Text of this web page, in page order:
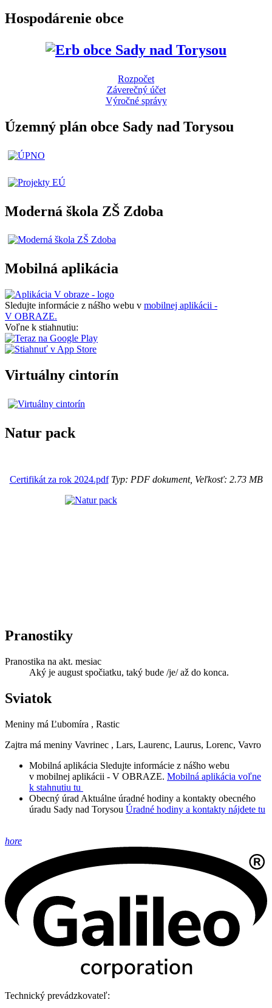
Hospodárenie obce
Rozpočet
Záverečný účet
Výročné správy
Územný plán obce Sady nad Torysou
Moderná škola ZŠ Zdoba
Mobilná aplikácia
Sledujte informácie z nášho webu v mobilnej aplikácii -
V OBRAZE.
Voľne k stiahnutiu:
Virtuálny cintorín
Natur pack
Certifikát za rok 2024.pdfTyp: PDF dokument, Veľkosť: 2.73 MB
Pranostiky
Pranostika na akt. mesiac
Aký je august spočiatku, taký bude /je/ až do konca.
Sviatok
Meniny má Ľubomíra , Rastic
Zajtra má meniny Vavrinec , Lars, Laurenc, Laurus, Lorenc, Vavro
Mobilná aplikácia Sledujte informácie z nášho webu
v mobilnej aplikácii - V OBRAZE. Mobilná aplikácia voľne
k stahnutiu tu
Obecný úrad Aktuálne úradné hodiny a kontakty obecného
úradu Sady nad Torysou Úradné hodiny a kontakty nájdete tu
hore
Technický prevádzkovateľ: